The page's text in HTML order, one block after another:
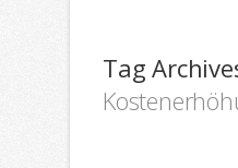
Tag